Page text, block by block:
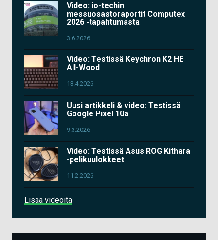
Video: io-techin
messuosastoraportit Computex
2026 -tapahtumasta
3.6.2026
Video: Testissä Keychron K2 HE
All-Wood
13.4.2026
Uusi artikkeli & video: Testissä
Google Pixel 10a
9.3.2026
Video: Testissä Asus ROG Kithara
-pelikuulokkeet
11.2.2026
Lisää videoita